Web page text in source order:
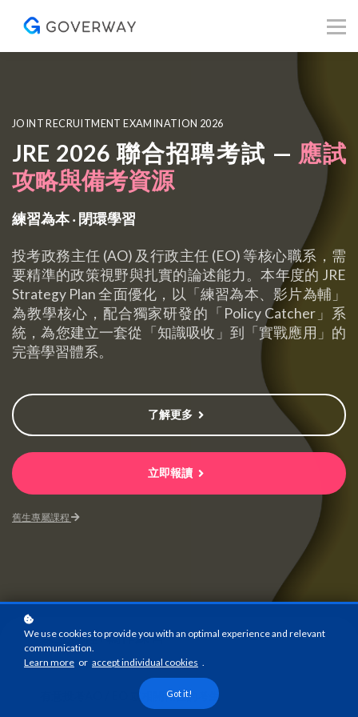
JOINT RECRUITMENT EXAMINATION 2026
JRE 2026 聯合招聘考試 — 應試
攻略與備考資源
練習為本 ‧ 閉環學習
投考政務主任 (AO) 及行政主任 (EO) 等核心職系，需
要精準的政策視野與扎實的論述能力。本年度的 JRE
Strategy Plan 全面優化，以「練習為本、影片為輔」
為教學核心，配合獨家研發的「Policy Catcher」系
統，為您建立一套從「知識吸收」到「實戰應用」的
完善學習體系。
了解更多
立即報讀
舊生專屬課程
線上課程+寫作練習
有意投考AO / EO 或相關職位的考生
We use cookies to provide you with an optimal experience and relevant
communication.
Learn more or accept individual cookies .
Got it!